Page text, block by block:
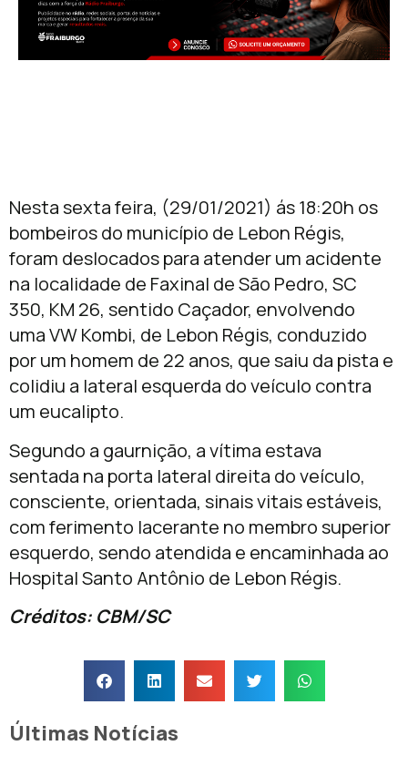
Nesta sexta feira, (29/01/2021) ás 18:20h os
bombeiros do município de Lebon Régis,
foram deslocados para atender um acidente
na localidade de Faxinal de São Pedro, SC
350, KM 26, sentido Caçador, envolvendo
uma VW Kombi, de Lebon Régis, conduzido
por um homem de 22 anos, que saiu da pista e
colidiu a lateral esquerda do veículo contra
um eucalipto.
Segundo a gaurnição, a vítima estava
sentada na porta lateral direita do veículo,
consciente, orientada, sinais vitais estáveis,
com ferimento lacerante no membro superior
esquerdo, sendo atendida e encaminhada ao
Hospital Santo Antônio de Lebon Régis.
Créditos: CBM/SC
Últimas Notícias